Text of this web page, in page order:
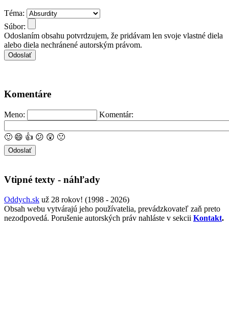
Téma:
Súbor:
Odoslaním obsahu potvrdzujem, že pridávam len svoje vlastné diela
alebo diela nechránené autorským právom.
Komentáre
Meno: Komentár:
🙂 😄 👍 😕 😲 🙁
Vtipné texty - náhľady
Oddych.sk už 28 rokov! (1998 - 2026)
Obsah webu vytvárajú jeho používatelia, prevádzkovateľ zaň preto
nezodpovedá. Porušenie autorských práv nahláste v sekcii Kontakt.